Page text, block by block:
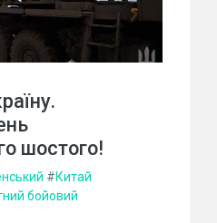
шостого!
#Китай
бойовий